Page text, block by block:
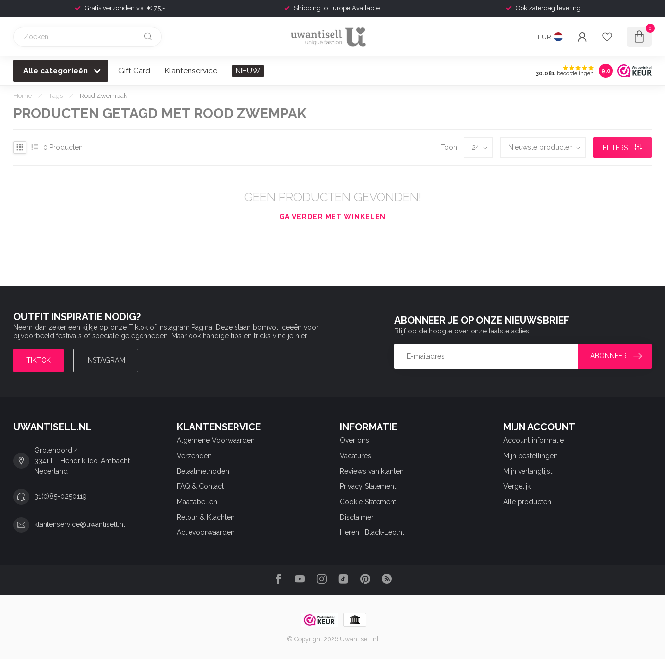
Gratis verzonden v.a. € 75,- Shipping to Europe Available Ook zaterdag levering
EUR
0
Alle categorieën Gift Card Klantenservice NIEUW 30.081 beoordelingen 9.0
Home / Tags / Rood Zwempak
PRODUCTEN GETAGD MET ROOD ZWEMPAK
0 Producten Toon: FILTERS
GEEN PRODUCTEN GEVONDEN!
GA VERDER MET WINKELEN
OUTFIT INSPIRATIE NODIG?
Neem dan zeker een kijkje op onze Tiktok of Instagram Pagina. Deze staan bomvol ideeën voor
bijvoorbeeld festivals of speciale gelegenheden. Maar ook handige tips en tricks vind je hier!
TIKTOK INSTAGRAM
ABONNEER JE OP ONZE NIEUWSBRIEF
Blijf op de hoogte over onze laatste acties
ABONNEER
UWANTISELL.NL
Grotenoord 4
3341 LT Hendrik-Ido-Ambacht
Nederland
31(0)85-0250119
klantenservice@uwantisell.nl
KLANTENSERVICE
Algemene Voorwaarden
Verzenden
Betaalmethoden
FAQ & Contact
Maattabellen
Retour & Klachten
Actievoorwaarden
INFORMATIE
Over ons
Vacatures
Reviews van klanten
Privacy Statement
Cookie Statement
Disclaimer
Heren | Black-Leo.nl
MIJN ACCOUNT
Account informatie
Mijn bestellingen
Mijn verlanglijst
Vergelijk
Alle producten
© Copyright 2026 Uwantisell.nl